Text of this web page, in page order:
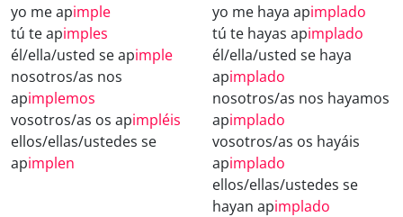
yo me apimple
tú te apimples
él/ella/usted se apimple
nosotros/as nos
apimplemos
vosotros/as os apimpléis
ellos/ellas/ustedes se
apimplen
yo me haya apimplado
tú te hayas apimplado
él/ella/usted se haya
apimplado
nosotros/as nos hayamos
apimplado
vosotros/as os hayáis
apimplado
ellos/ellas/ustedes se
hayan apimplado